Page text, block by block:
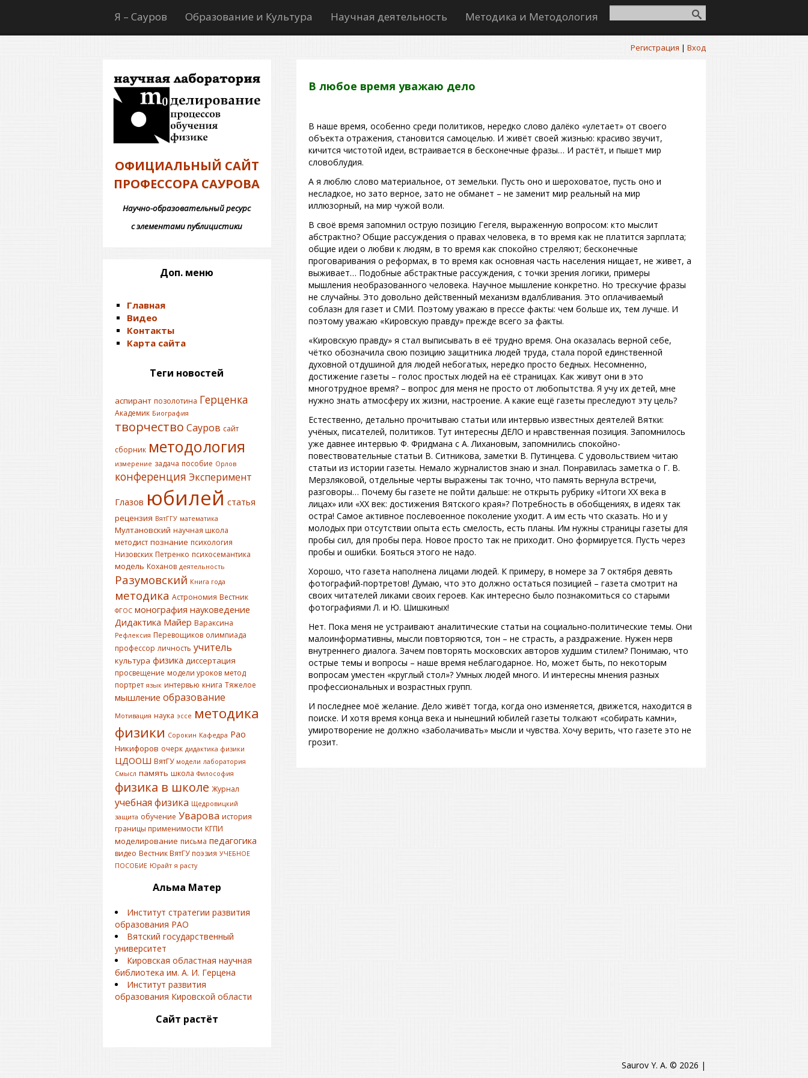
Я – Сауров Образование и Культура Научная деятельность Методика и Методология
Регистрация | Вход
ОФИЦИАЛЬНЫЙ САЙТ
ПРОФЕССОРА САУРОВА
Научно-образовательный ресурс
с элементами публицистики
В любое время уважаю дело
В наше время, особенно среди политиков, нередко слово далёко «улетает» от своего
объекта отражения, становится самоцелью. И живёт своей жизнью: красиво звучит,
кичится чистотой идеи, встраивается в бесконечные фразы… И растёт, и пышет мир
словоблудия.
А я люблю слово материальное, от земельки. Пусть оно и шероховатое, пусть оно и
несладкое, но зато верное, зато не обманет – не заменит мир реальный на мир
иллюзорный, на мир чужой воли.
В своё время запомнил острую позицию Гегеля, выраженную вопросом: кто мыслит
абстрактно? Общие рассуждения о правах человека, в то время как не платится зарплата;
общие идеи о любви к людям, в то время как спокойно стреляют; бесконечные
проговаривания о реформах, в то время как основная часть населения нищает, не живет, а
выживает… Подобные абстрактные рассуждения, с точки зрения логики, примеры
мышления необразованного человека. Научное мышление конкретно. Но трескучие фразы
не случайны. Это довольно действенный механизм вдалбливания. Это оплачиваемый
соблазн для газет и СМИ. Поэтому уважаю в прессе факты: чем больше их, тем лучше. И
поэтому уважаю «Кировскую правду» прежде всего за факты.
«Кировскую правду» я стал выписывать в её трудно время. Она оказалась верной себе,
чётко обозначила свою позицию защитника людей труда, стала порой единственной
духовной отдушиной для людей небогатых, нередко просто бедных. Несомненно,
достижение газеты – голос простых людей на её страницах. Как живут они в это
многотрудное время? – вопрос для меня не просто от любопытства. Я учу их детей, мне
нужно знать атмосферу их жизни, настроение. А какие ещё газеты преследуют эту цель?
Естественно, детально прочитываю статьи или интервью известных деятелей Вятки:
учёных, писателей, политиков. Тут интересны ДЕЛО и нравственная позиция. Запомнилось
уже давнее интервью Ф. Фридмана с А. Лихановым, запомнились спокойно-
повествовательные статьи В. Ситникова, заметки В. Путинцева. С удовольствием читаю
статьи из истории газеты. Немало журналистов знаю и знал. Понравилась заметка о Г. В.
Мерзляковой, отдельные черты выражены так точно, что память вернула встречи,
разговоры… Почему бы газете не пойти дальше: не открыть рубрику «Итоги XX века в
лицах» или «XX век: достижения Вятского края»? Потребность в обобщениях, в идеях так
остра! Самое активное послевоенное поколение уходит. А им есть что сказать. Но и у
молодых при отсутствии опыта есть смелость, есть планы. Им нужны страницы газеты для
пробы сил, для пробы пера. Новое просто так не приходит. Оно формируется. Пусть через
пробы и ошибки. Бояться этого не надо.
Хорошо, что газета наполнена лицами людей. К примеру, в номере за 7 октября девять
фотографий-портретов! Думаю, что это должно остаться позицией – газета смотрит на
своих читателей ликами своих героев. Как интересно было познакомиться со старыми
фотографиями Л. и Ю. Шишкиных!
Нет. Пока меня не устраивают аналитические статьи на социально-политические темы. Они
малоинформативны, мысли повторяются, тон – не страсть, а раздражение. Нужен нерв
внутреннего диалога. Зачем повторять московских авторов худшим стилем? Понимаю, что
острые темы и вопросы – наше время неблагодарное. Но, может быть, по некоторым
вопросам уместен «круглый стол»? Умных людей много. И интересны мнения разных
профессиональных и возрастных групп.
И последнее моё желание. Дело живёт тогда, когда оно изменяется, движется, находится в
поиске. И хотя время конца века и нынешний юбилей газеты толкают «собирать камни»,
умиротворение не должно «заболачивать» мысли и чувства. Хочу верить, что газете это не
грозит.
Доп. меню
Главная
Видео
Контакты
Карта сайта
Теги новостей
аспирант позолотина Герценка
Академик Биография
творчество Сауров сайт
сборник методология
измерение задача пособие Орлов
конференция Эксперимент
Глазов юбилей статья
рецензия ВятГГУ математика
Мултановский научная школа
методист познание психология
Низовских Петренко психосемантика
модель Коханов деятельность
Разумовский Книга года
методика Астрономия Вестник
ФГОС монография науковедение
Дидактика Майер Вараксина
Рефлексия Перевощиков олимпиада
профессор личность учитель
культура физика диссертация
просвещение модели уроков метод
портрет язык интервью книга Тяжелое
мышление образование
Мотивация наука эссе методика
физики Сорокин Кафедра Рао
Никифоров очерк дидактика физики
ЦДООШ ВятГУ модели лаборатория
Смысл память школа Философия
физика в школе Журнал
учебная физика Щедровицкий
защита обучение Уварова история
границы применимости КГПИ
моделирование письма педагогика
видео Вестник ВятГУ поэзия УЧЕБНОЕ
ПОСОБИЕ Юрайт я расту
Альма Матер
Институт стратегии развития
образования РАО
Вятский государственный
университет
Кировская областная научная
библиотека им. А. И. Герцена
Институт развития
образования Кировской области
Сайт растёт
Saurov Y. A. © 2026 |